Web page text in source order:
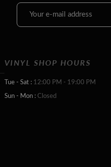
VINYL SHOP HOURS
Tue - Sat : 12:00 PM - 19:00 PM
Sun - Mon : Closed